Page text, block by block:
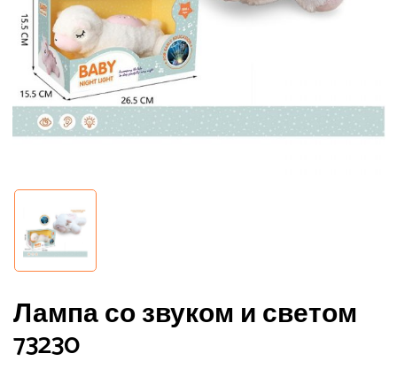
Лампа со звуком и светом
73230